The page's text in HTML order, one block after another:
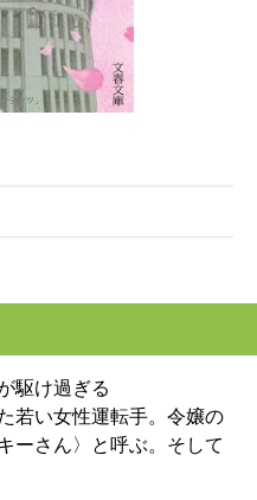
駆け過ぎる
若い女性運転手。令嬢の
ーさん〉と呼ぶ。そして